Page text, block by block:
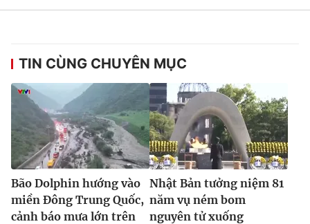
TIN CÙNG CHUYÊN MỤC
Bão Dolphin hướng vào
miền Đông Trung Quốc,
cảnh báo mưa lớn trên
Nhật Bản tưởng niệm 81
năm vụ ném bom
nguyên tử xuống